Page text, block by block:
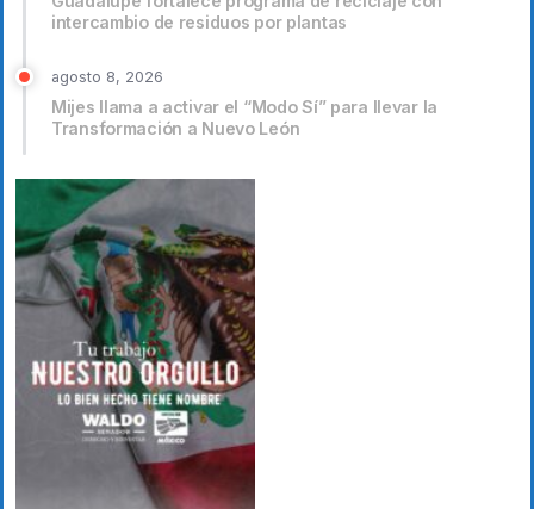
intercambio de residuos por plantas
agosto 8, 2026
Mijes llama a activar el “Modo Sí” para llevar la
Transformación a Nuevo León